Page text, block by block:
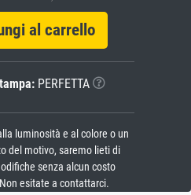
al carrello
PERFETTA
luminosità e al colore o un
del motivo, saremo lieti di
senza alcun costo
esitate a contattarci.